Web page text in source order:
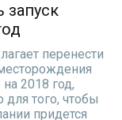
запуск
перенести
2018 год,
для того, чтобы
придется